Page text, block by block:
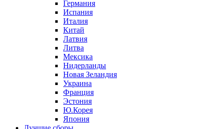
Германия
Испания
Италия
Китай
Латвия
Литва
Мексика
Нидерланды
Новая Зеландия
Украина
Франция
Эстония
Ю.Корея
Япония